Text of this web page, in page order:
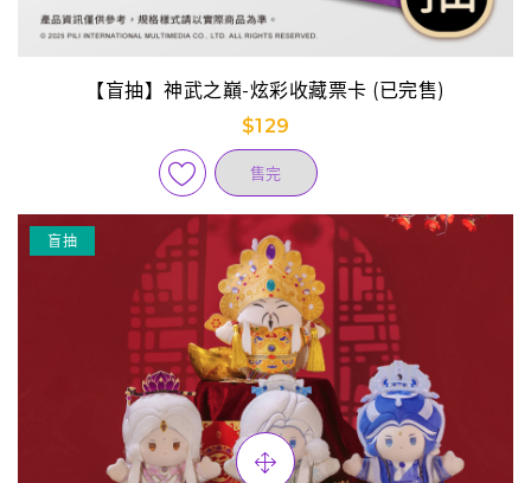
【盲抽】神武之巔-炫彩收藏票卡 (已完售)
$129
售完
盲抽